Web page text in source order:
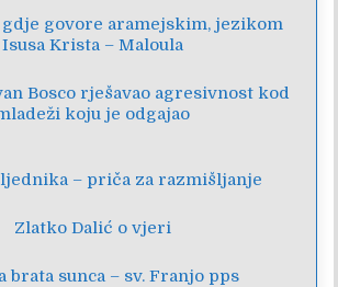
govore aramejskim, jezikom
Isusa Krista – Maloula
Bosco rješavao agresivnost kod
koju je odgajao
– priča za razmišljanje
Zlatko Dalić o vjeri
brata sunca – sv. Franjo pps